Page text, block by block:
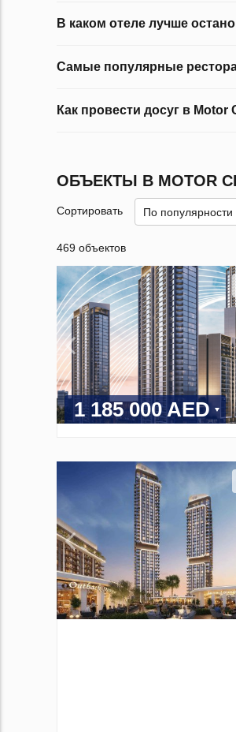
В каком отеле лучше
Самые популярные
Как провести досуг в Motor
ОБЪЕКТЫ В MOTOR
Сортировать По популярности
469 объектов
1 185 000 AED